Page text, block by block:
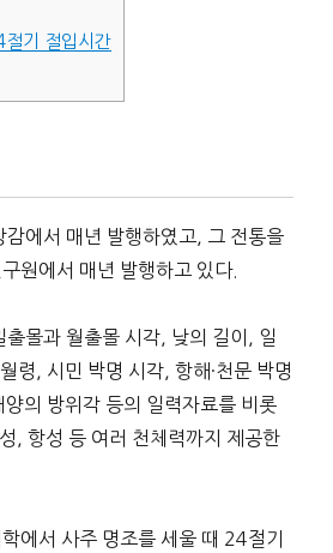
기 절입시간
감에서 매년 발행하였고, 그 전통을
원에서 매년 발행하고 있다.
출몰과 월출몰 시각, 낮의 길이, 일
령, 시민 박명 시각, 항해·천문 박명
의 방위각 등의 일력자료를 비롯
, 항성 등 여러 천체력까지 제공한
에서 사주 명조를 세울 때 24절기